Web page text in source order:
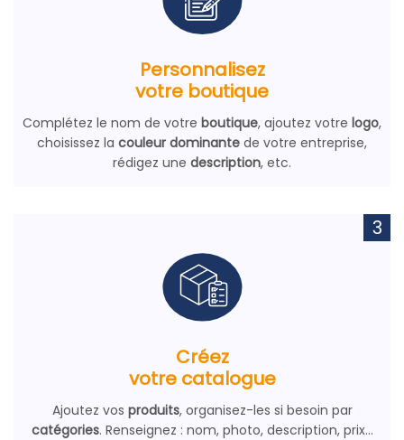
Personnalisez
votre boutique
Complétez le nom de votre boutique, ajoutez votre logo,
choisissez la couleur dominante de votre entreprise,
rédigez une description, etc.
3
Créez
votre catalogue
Ajoutez vos produits, organisez-les si besoin par
catégories. Renseignez : nom, photo, description, prix…